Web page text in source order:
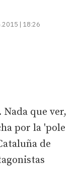
| 18:26
que ver,
por la 'pole
de